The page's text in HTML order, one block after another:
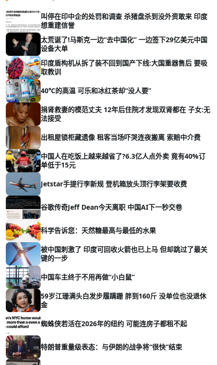
叫停在印中企的处罚和调查 杀猪盘杀到没外资敢来 印度
想重建信誉
太荒诞了!马斯克一边“去中国化” 一边签下29亿美元中国
设备大单
印度盾构机从拆了装不回到国产下线:大国重器售后 要吸
取教训
40℃的高温 可乐和冰红茶却“没人要”
捐肾救妻的模范丈夫 12年后住院才发现双肾都在 子女:无
法接受
出租屋锁柜藏遗像 租客当场吓哭连夜搬离 索赔中介费
中国人在吃饭上越来越省了?6.3亿人点外卖 竟有40%订
单低于15元
Jetstar手提行李新规 登机箱放头顶行李架要收费
谷歌传奇Jeff Dean今天离职 中国AI下一秒交卷
科学告诉您：天然糖最高与最低的水果
被中国刺激了 印度可回收火箭也已上马 但却跳过了最关
键的一步
中国车主终于不用再做“小白鼠”
59岁江珊满头白发步履蹒跚 胖到160斤 没单位也没退休
金
蜘蛛侠若活在2026年的纽约 可能连房子都租不起
特朗普重量级表态：与伊朗的战争将“很快”结束